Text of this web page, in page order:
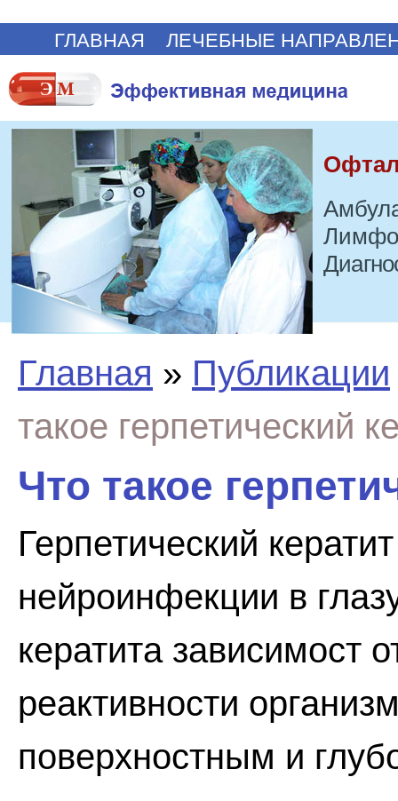
ГЛАВНАЯ ЛЕЧЕБНЫЕ
Главная » Публикации
такое герпетический
Что такое
Герпетический
нейроинфекции в
кератита зависимост
реактивности
поверхностным и